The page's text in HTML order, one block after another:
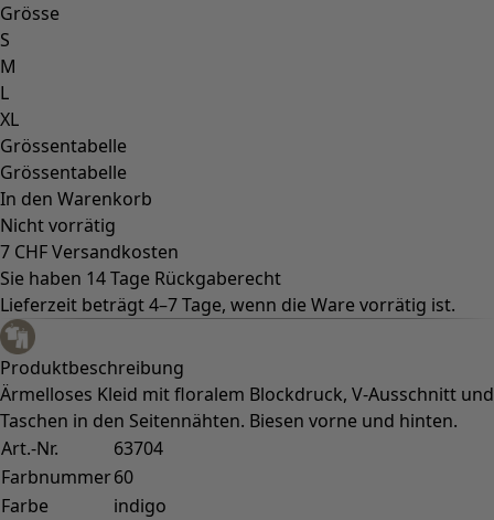
Grösse
S
M
L
XL
Grössentabelle
Grössentabelle
In den Warenkorb
Nicht vorrätig
7 CHF Versandkosten
Sie haben 14 Tage Rückgaberecht
Lieferzeit beträgt 4–7 Tage, wenn die Ware vorrätig ist.
Produktbeschreibung
Ärmelloses Kleid mit floralem Blockdruck, V-Ausschnitt und
Taschen in den Seitennähten. Biesen vorne und hinten.
Art.-Nr.
63704
Farbnummer60
Farbe
indigo